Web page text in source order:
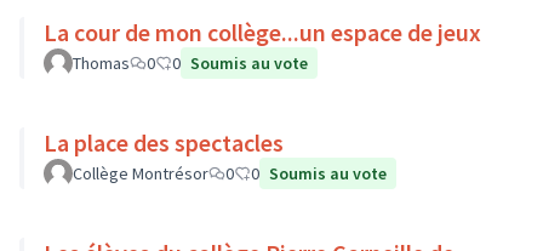
La cour de mon collège...un espace de jeux
Thomas 0 0 Soumis au vote
La place des spectacles
Collège Montrésor 0 0 Soumis au vote